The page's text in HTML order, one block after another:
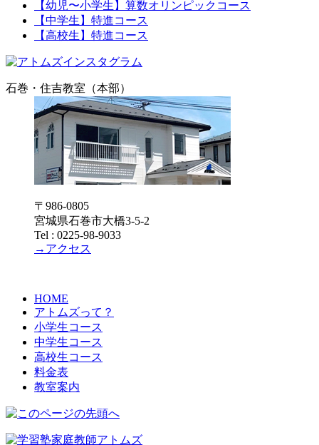
【幼児〜小学生】算数オリンピックコース
【中学生】特進コース
【高校生】特進コース
石巻・住吉教室（本部）
〒986-0805
宮城県石巻市大橋3-5-2
Tel : 0225-98-9033
→アクセス
HOME
アトムズって？
小学生コース
中学生コース
高校生コース
料金表
教室案内